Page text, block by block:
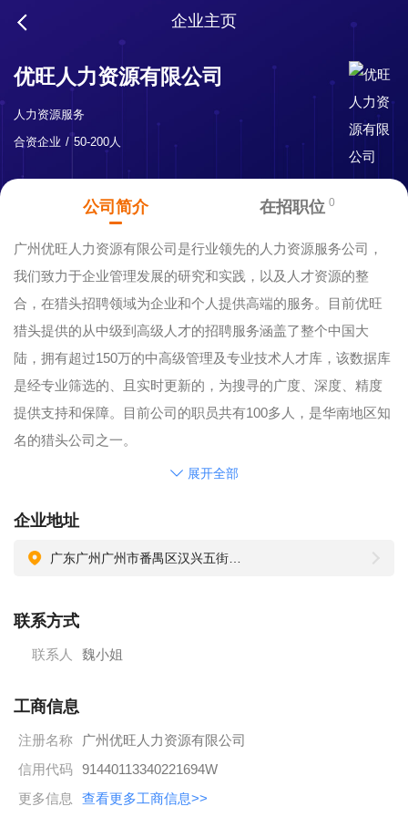
企业主页
优旺人力资源有限公司
人力资源服务
合资企业
50-200人
公司简介 在招职位 0
广州优旺人力资源有限公司是行业领先的人力资源服务公司，
我们致力于企业管理发展的研究和实践，以及人才资源的整
合，在猎头招聘领域为企业和个人提供高端的服务。目前优旺
猎头提供的从中级到高级人才的招聘服务涵盖了整个中国大
陆，拥有超过150万的中高级管理及专业技术人才库，该数据库
是经专业筛选的、且实时更新的，为搜寻的广度、深度、精度
提供支持和保障。目前公司的职员共有100多人，是华南地区知
名的猎头公司之一。
“高效，精准，快捷” 是优旺公司服务的核心竞争力，全程以客
持，通过卓越的核心竞争力，持续为企业、人才以及其他利益
相关者提供最优质的服务。优旺人的使命是“为企业招聘到适合
所看到的，也就是明天我们会做到的，我们会以我们的努力来
回报您的信任！同时我们知道只有不断的创新才会更卓越，所
求，最终实现持续的共赢局面。
作为一个最受信赖的合作伙伴，我们帮助客户搜寻、筛选、匹
配并吸引适合的人才，我们将帮助客户招聘到同级最佳的人才
当作对客户的承诺和对自己的要求。通过不断优化我们的招聘
展开全部
企业地址
联系方式
联系人 魏小姐
工商信息
注册名称
广州优旺人力资源有限公司
信用代码 91440113340221694W
更多信息
查看更多工商信息>>